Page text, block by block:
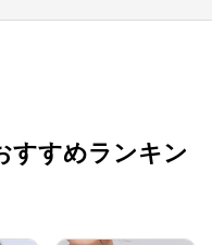
すすめランキン